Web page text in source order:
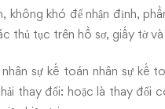
không khó để nhận định,
thủ tục trên hồ sơ, giấy tờ
nhân sự kế toán nhân sự kế
thay đổi: hoặc là thay đổi